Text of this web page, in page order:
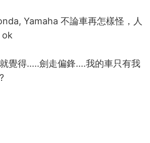
Yamaha 不論車再怎樣怪，人
ok
覺得.....劍走偏鋒....我的車只有我